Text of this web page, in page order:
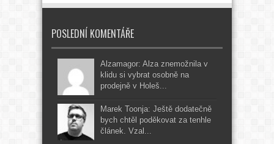
POSLEDNÍ KOMENTÁŘE
Alzamagor: Alza znemožnila v
klidu si vybrat osobně na
prodejně v Holeš...
Marek Toonja: Ještě dodatečně
bych chtěl poděkovat za tenhle
článek. Vzal...